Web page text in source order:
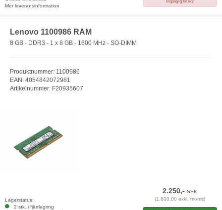
Mer leveransinformation
tillgänglig för köp
Lenovo 1100986 RAM
8 GB - DDR3 - 1 x 8 GB - 1600 MHz - SO-DIMM
Produktnummer: 1100986
EAN: 4054842072981
Artikelnummer: F20935607
Lagerstatus:
2 stk. i fjärrlagring
2.250,-SEK
(1.800,00 exkl. moms)